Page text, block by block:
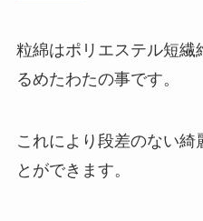
粒綿はポリエステル短繊
るめたわたの事です。
これにより段差のない綺
とができます。